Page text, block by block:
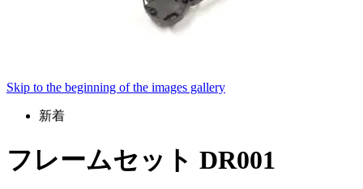
Skip to the beginning of the images gallery
新着
フレームセット DR001